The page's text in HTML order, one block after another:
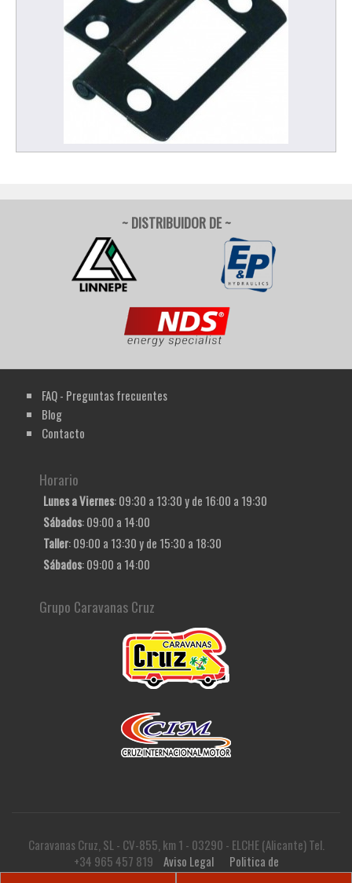
~ DISTRIBUIDOR DE ~
FAQ - Preguntas frecuentes
Blog
Contacto
Horario
Lunes a Viernes: 09:30 a 13:30 y de 16:00 a 19:30
Sábados: 09:00 a 14:00
Taller: 09:00 a 13:30 y de 15:30 a 18:30
Sábados: 09:00 a 14:00
Grupo Caravanas Cruz
Caravanas Cruz, SL - CV-855, km 1 - 03290 - ELCHE (Alicante) Tel.
+34 965 457 819
Aviso Legal
Politica de
privacidad
Politica de cookies